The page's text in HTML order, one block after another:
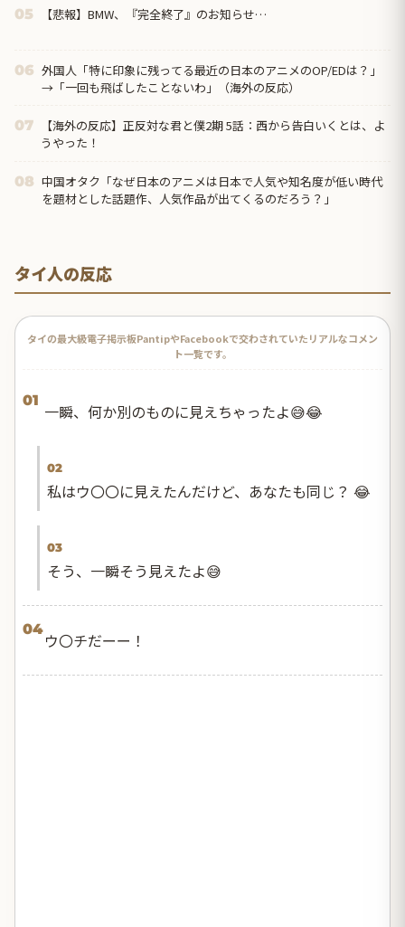
の懐じゃないんだよ」
05 【悲報】BMW、『完全終了』のお知らせ…
06 外国人「特に印象に残ってる最近の日本のアニメのOP/EDは？」
→「一回も飛ばしたことないわ」（海外の反応）
07
【海外の反応】正反対な君と僕2期 5話：西から告白いくとは、よ
うやった！
08 中国オタク「なぜ日本のアニメは日本で人気や知名度が低い時代
を題材とした話題作、人気作品が出てくるのだろう？」
タイ人の反応
タイの最大級電子掲示板PantipやFacebookで交わされていたリアルなコメン
ト一覧です。
01
一瞬、何か別のものに見えちゃったよ😅😂
02
私はウ〇〇に見えたんだけど、あなたも同じ？ 😂
03
そう、一瞬そう見えたよ😅
04
ウ〇チだーー！